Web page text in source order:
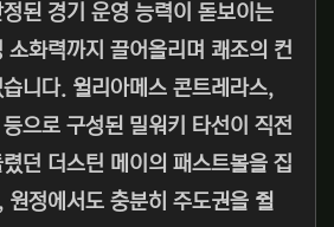
된 경기 운영 능력이 돋보이는
소화력까지 끌어올리며 쾌조의 컨
니다. 윌리아메스 콘트레라스,
으로 구성된 밀워키 타선이 직전
던 더스틴 메이의 패스트볼을 집
원정에서도 충분히 주도권을 쥘